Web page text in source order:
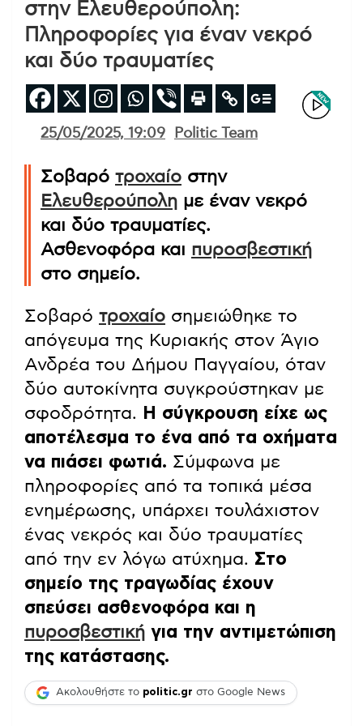
στην Ελευθερούπολη:
Πληροφορίες για έναν νεκρό
και δύο τραυματίες
25/05/2025, 19:09 Politic Team
Σοβαρό τροχαίο στην
Ελευθερούπολη με έναν νεκρό
και δύο τραυματίες.
Ασθενοφόρα και πυροσβεστική
στο σημείο.
Σοβαρό τροχαίο σημειώθηκε το
απόγευμα της Κυριακής στον Άγιο
Ανδρέα του Δήμου Παγγαίου, όταν
δύο αυτοκίνητα συγκρούστηκαν με
σφοδρότητα.
Η σύγκρουση είχε ως
αποτέλεσμα το ένα από τα οχήματα
να πιάσει φωτιά. Σύμφωνα με
πληροφορίες από τα τοπικά μέσα
ενημέρωσης, υπάρχει τουλάχιστον
ένας νεκρός και δύο τραυματίες
από την εν λόγω ατύχημα. Στο
σημείο της τραγωδίας έχουν
σπεύσει ασθενοφόρα και η
πυροσβεστική για την αντιμετώπιση
της κατάστασης.
Ακολουθήστε το politic.gr στο Google News